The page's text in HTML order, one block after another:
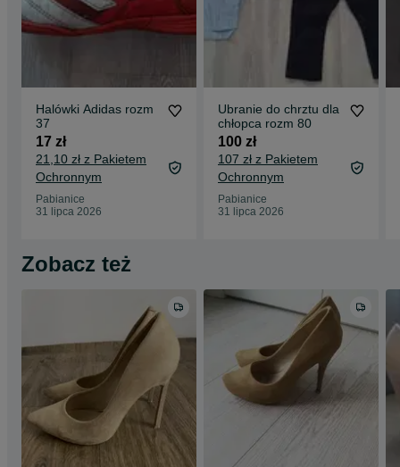
Halówki Adidas rozm
37
17 zł
21,10 zł z Pakietem
Ochronnym
Pabianice
31 lipca 2026
Ubranie do chrztu dla
chłopca rozm 80
100 zł
107 zł z Pakietem
Ochronnym
Pabianice
31 lipca 2026
Zobacz też